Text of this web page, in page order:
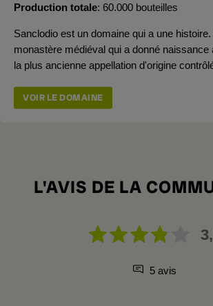
Production totale 60.000 bouteilles
Sanclodio est un domaine qui a une
monastère médiéval qui a donné naissance
la plus ancienne appellation d'origine
VOIR LE DOMAINE
L'AVIS DE LA
5 avis